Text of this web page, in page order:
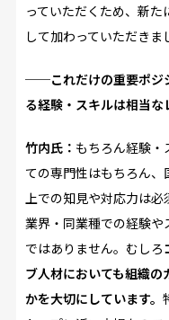
っていただくため、新
して加わっていただきま
──これだけの重要ポジ
る経験・スキルは相当な
竹内氏： もちろん経験・
ての専門性はもちろん
上での知見や対応力は
業界・同業種での経験
ではありません。むしろ
ブ人材においても組織
かを大切にしています。